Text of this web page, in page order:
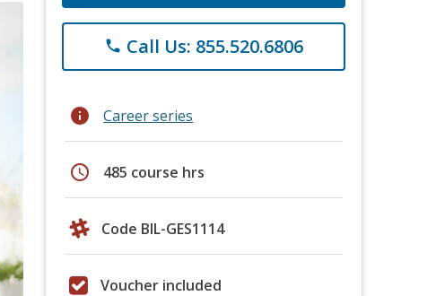
phone Call Us: 855.520.6806
info Career series
schedule 485 course hrs
Code BIL-GES1114
Voucher included